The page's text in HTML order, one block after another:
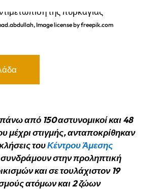
Image license by freepik.com
πάνω από 150 αστυνομικοί και 48
μέχρι στιγμής, ανταποκρίθηκαν
τουΚέντρου Άμεσης
στην προληπτική
και σε τουλάχιστον 19
ατόμων και 2 ζώων